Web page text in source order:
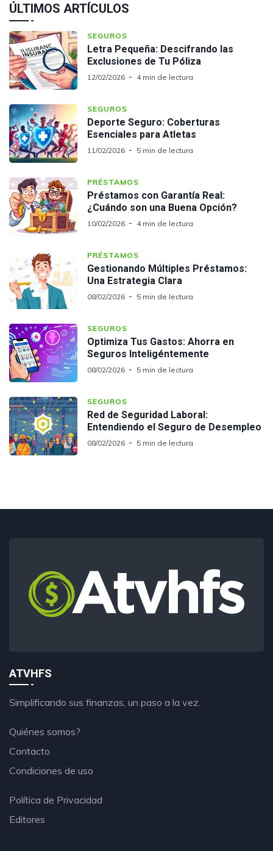
ÚLTIMOS ARTÍCULOS
SEGUROS
Letra Pequeña: Descifrando las
Exclusiones de Tu Póliza
12/02/2026 4 min de lectura
SEGUROS
Deporte Seguro: Coberturas
Esenciales para Atletas
11/02/2026 5 min de lectura
PRÉSTAMOS
Préstamos con Garantía Real:
¿Cuándo son una Buena Opción?
10/02/2026 4 min de lectura
PRÉSTAMOS
Gestionando Múltiples Préstamos:
Una Estrategia Clara
08/02/2026 5 min de lectura
SEGUROS
Optimiza Tus Gastos: Ahorra en
Seguros Inteligéntemente
08/02/2026 5 min de lectura
SEGUROS
Red de Seguridad Laboral:
Entendiendo el Seguro de Desempleo
08/02/2026 5 min de lectura
ATVHFS
Simplificando sus finanzas, un paso a la vez.
Quiénes somos?
Contacto
Condiciones de uso
Política de Privacidad
Editores